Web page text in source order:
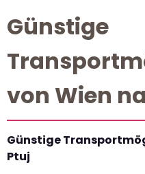
Günstige
von Wien
Günstige
Ptuj